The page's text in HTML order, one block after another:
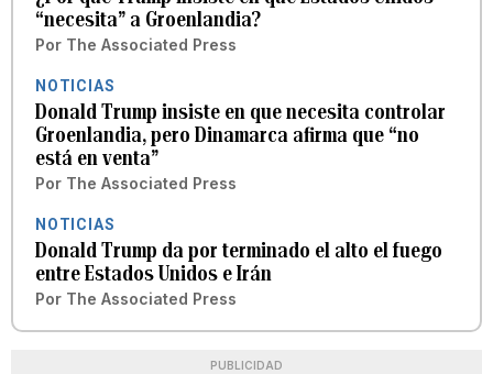
“necesita” a Groenlandia?
Por The Associated Press
NOTICIAS
Donald Trump insiste en que necesita controlar
Groenlandia, pero Dinamarca afirma que “no
está en venta”
Por The Associated Press
NOTICIAS
Donald Trump da por terminado el alto el fuego
entre Estados Unidos e Irán
Por The Associated Press
PUBLICIDAD